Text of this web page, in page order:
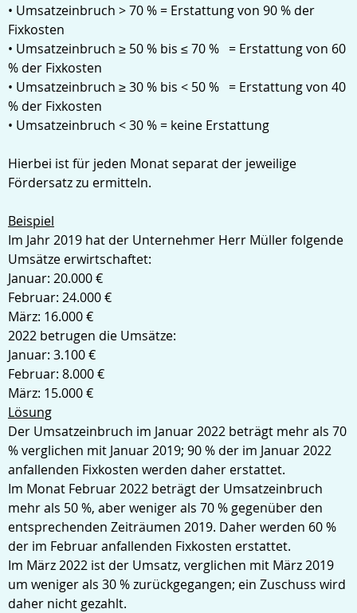
• Umsatzeinbruch > 70 % = Erstattung von 90 % der
Fixkosten
• Umsatzeinbruch ≥ 50 % bis ≤ 70 % = Erstattung von 60
% der Fixkosten
• Umsatzeinbruch ≥ 30 % bis < 50 % = Erstattung von 40
% der Fixkosten
• Umsatzeinbruch < 30 % = keine Erstattung
Hierbei ist für jeden Monat separat der jeweilige
Fördersatz zu ermitteln.
Beispiel
Im Jahr 2019 hat der Unternehmer Herr Müller folgende
Umsätze erwirtschaftet:
Januar: 20.000 €
Februar: 24.000 €
März: 16.000 €
2022 betrugen die Umsätze:
Januar: 3.100 €
Februar: 8.000 €
März: 15.000 €
Lösung
Der Umsatzeinbruch im Januar 2022 beträgt mehr als 70
% verglichen mit Januar 2019; 90 % der im Januar 2022
anfallenden Fixkosten werden daher erstattet.
Im Monat Februar 2022 beträgt der Umsatzeinbruch
mehr als 50 %, aber weniger als 70 % gegenüber den
entsprechenden Zeiträumen 2019. Daher werden 60 %
der im Februar anfallenden Fixkosten erstattet.
Im März 2022 ist der Umsatz, verglichen mit März 2019
um weniger als 30 % zurückgegangen; ein Zuschuss wird
daher nicht gezahlt.